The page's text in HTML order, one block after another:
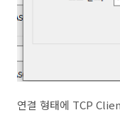
연결 형태에 TCP